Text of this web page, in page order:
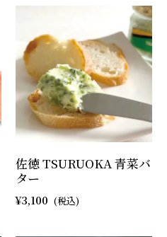
佐徳 TSURUOKA 青菜バ
ター
3,100